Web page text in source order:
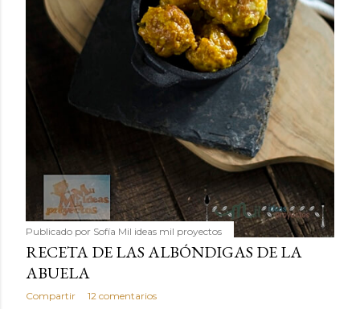
Publicado por Sofía Mil ideas mil proyectos
RECETA DE LAS ALBÓNDIGAS DE LA
ABUELA
Compartir 12 comentarios